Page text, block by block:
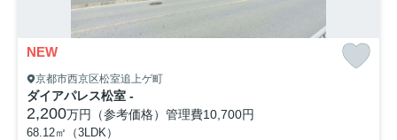
NEW
京都市西京区松室追上ゲ町
ダイアパレス松室 -
2,200万円（参考価格） 管理費10,700円
68.12㎡（3LDK）